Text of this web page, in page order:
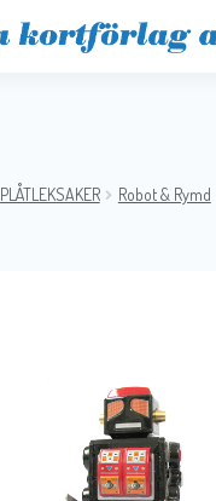
PLÅTLEKSAKER Robot & Rymd